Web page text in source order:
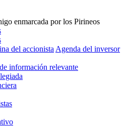
del accionista Agenda del inversor
información relevante